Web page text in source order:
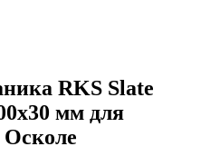
RKS Slate
мм для